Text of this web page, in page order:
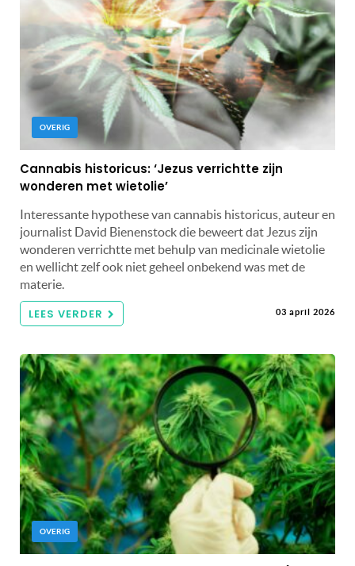
OVERIG
Cannabis historicus: ‘Jezus verrichtte zijn
wonderen met wietolie’
Interessante hypothese van cannabis historicus, auteur en
journalist David Bienenstock die beweert dat Jezus zijn
wonderen verrichtte met behulp van medicinale wietolie
en wellicht zelf ook niet geheel onbekend was met de
materie.
LEES VERDER 03 april 2026
OVERIG